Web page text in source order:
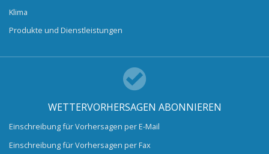
Klima
Produkte und Dienstleistungen
WETTERVORHERSAGEN ABONNIEREN
Einschreibung für Vorhersagen per E-Mail
Einschreibung für Vorhersagen per Fax